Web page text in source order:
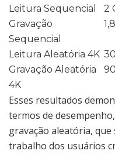
Leitura Sequencial
2
Gravação
Sequencial
Leitura Aleatória 4K
Gravação Aleatória
4K
Esses resultados
termos de
gravação aleatória,
trabalho dos usuários